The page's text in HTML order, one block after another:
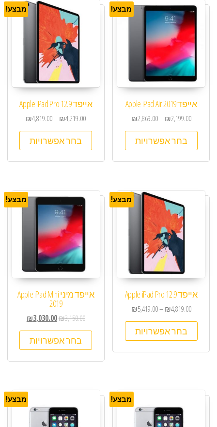
מבצע!
אייפד Apple iPad Air 2019
₪2,199.00
–
₪2,869.00
בחר אפשרויות
מבצע!
אייפד Apple iPad Pro 12.9
₪4,219.00
–
₪4,819.00
בחר אפשרויות
מבצע!
אייפד Apple iPad Pro 12.9
₪4,819.00
–
₪5,419.00
בחר אפשרויות
מבצע!
אייפד מיני Apple iPad Mini
2019
₪3,150.00
₪3,030.00
בחר אפשרויות
מבצע! מבצע!